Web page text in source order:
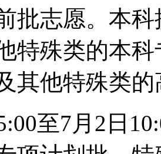
批志愿。本
特殊类的本
其他特殊类
至7月2日